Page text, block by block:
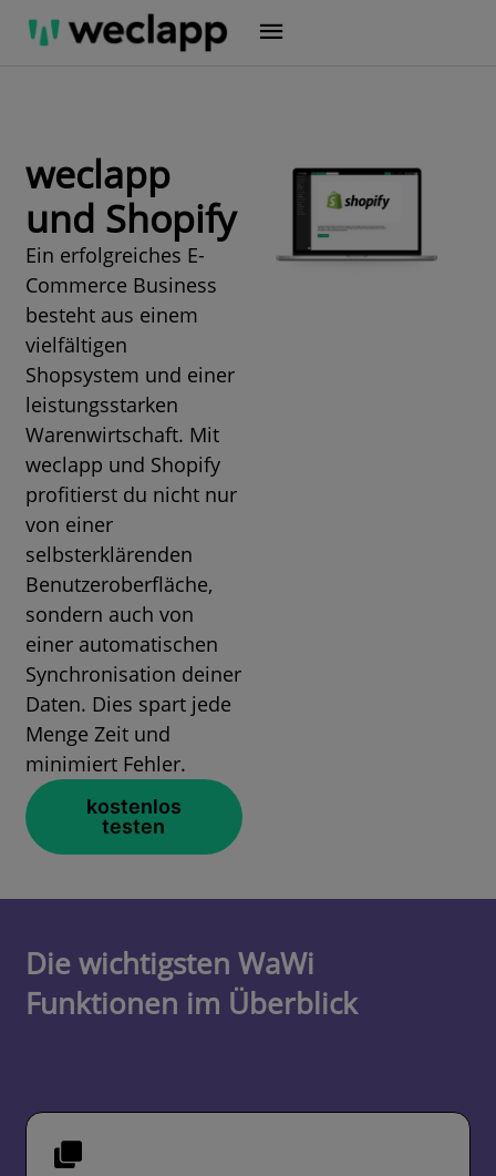
Zum
Inhalt
weclapp
und Shopify
Ein erfolgreiches E-
Commerce Business
besteht aus einem
vielfältigen
Shopsystem und einer
leistungsstarken
Warenwirtschaft. Mit
weclapp und Shopify
profitierst du nicht nur
von einer
selbsterklärenden
Benutzeroberfläche,
sondern auch von
einer automatischen
Synchronisation deiner
Daten. Dies spart jede
Menge Zeit und
minimiert Fehler.
kostenlos
testen
Die wichtigsten WaWi
Funktionen im Überblick